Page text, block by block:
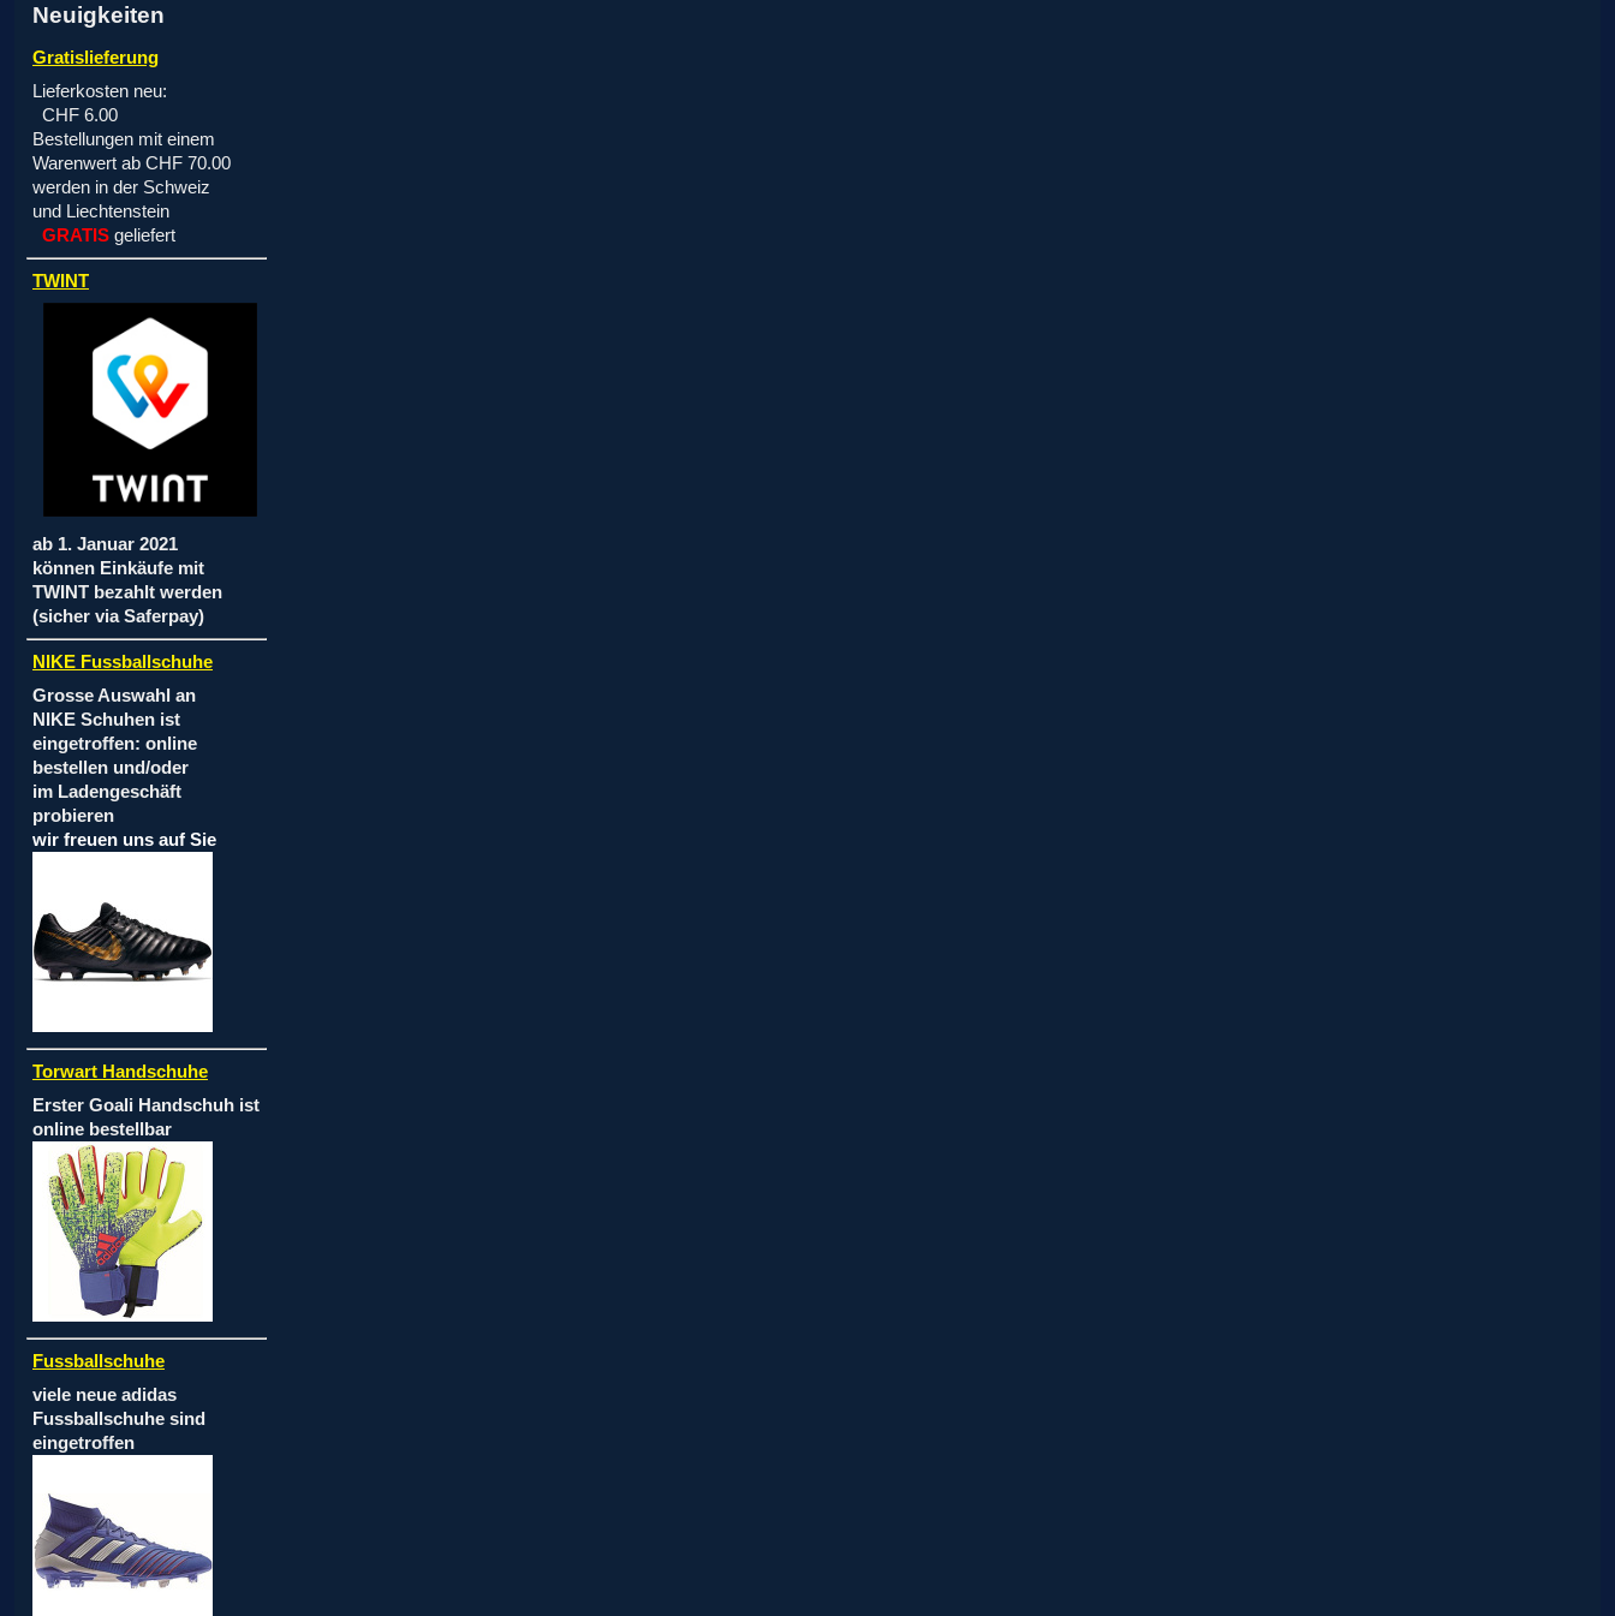
Neuigkeiten
Gratislieferung
Lieferkosten neu:
CHF 6.00
Bestellungen mit einem
Warenwert ab CHF 70.00
werden in der Schweiz
und Liechtenstein
GRATIS geliefert
TWINT
ab 1. Januar 2021
können Einkäufe mit
TWINT bezahlt werden
(sicher via Saferpay)
NIKE Fussballschuhe
Grosse Auswahl an
NIKE Schuhen ist
eingetroffen: online
bestellen und/oder
im Ladengeschäft
probieren
wir freuen uns auf Sie
Torwart Handschuhe
Erster Goali Handschuh ist
online bestellbar
Fussballschuhe
viele neue adidas
Fussballschuhe sind
eingetroffen